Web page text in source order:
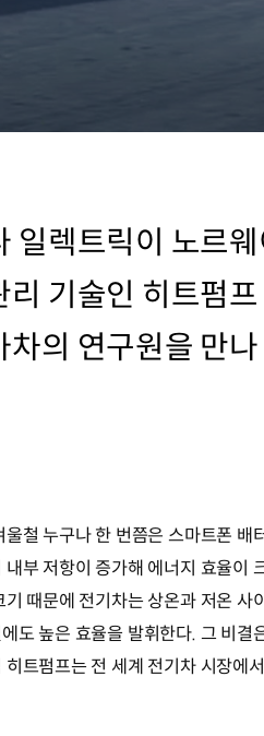
일렉트릭이 노르
리 기술인 히트펌
차의 연구원을 만
울철 누구나 한 번쯤은 스마트폰
내부 저항이 증가해 에너지 효율이
기 때문에 전기차는 상온과 저온
도 높은 효율을 발휘한다. 그 비
히트펌프는 전 세계 전기차 시장에